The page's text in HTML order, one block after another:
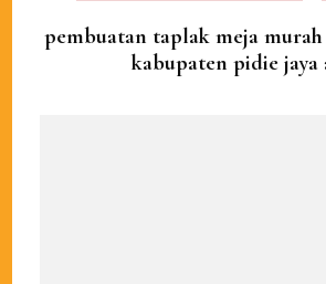
pembuatan taplak meja
kabupaten pidie jaya